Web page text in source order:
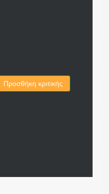
Προσθήκη κριτικής